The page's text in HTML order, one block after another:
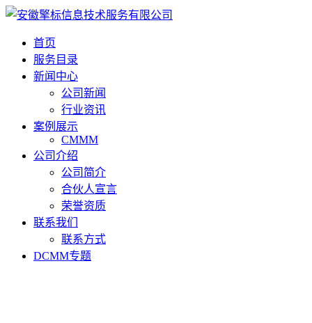
首页
服务目录
新闻中心
公司新闻
行业资讯
案例展示
CMMM
公司介绍
公司简介
合伙人宣言
荣誉资质
联系我们
联系方式
DCMM专题